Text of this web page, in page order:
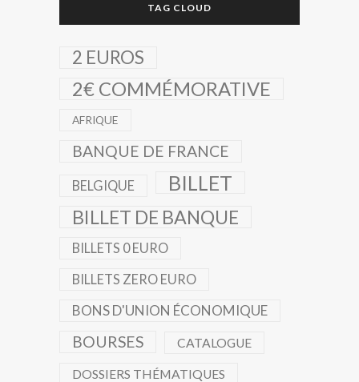
TAG CLOUD
2 EUROS
2€ COMMÉMORATIVE
AFRIQUE
BANQUE DE FRANCE
BELGIQUE BILLET
BILLET DE BANQUE
BILLETS 0 EURO
BILLETS ZERO EURO
BONS D'UNION ÉCONOMIQUE
BOURSES CATALOGUE
DOSSIERS THÉMATIQUES